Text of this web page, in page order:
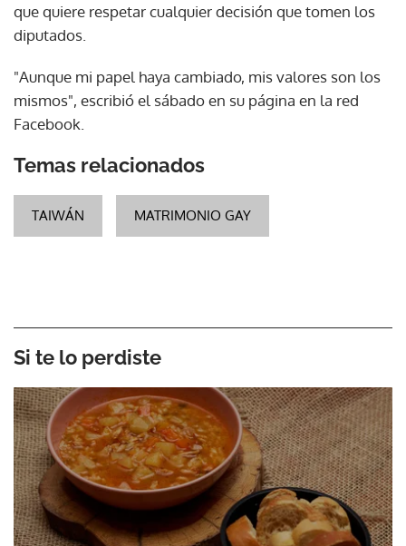
que quiere respetar cualquier decisión que tomen los
diputados.
"Aunque mi papel haya cambiado, mis valores son los
mismos", escribió el sábado en su página en la red
Facebook.
Temas relacionados
TAIWÁN MATRIMONIO GAY
Si te lo perdiste